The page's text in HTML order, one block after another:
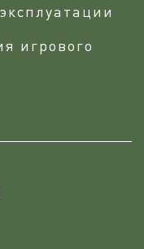
игрового